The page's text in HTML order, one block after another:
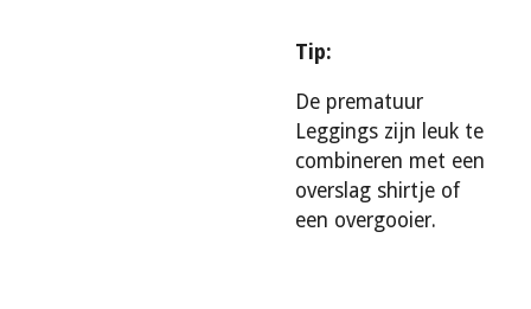
Tip:
De prematuur
Leggings zijn leuk te
combineren met een
overslag shirtje of
een overgooier.